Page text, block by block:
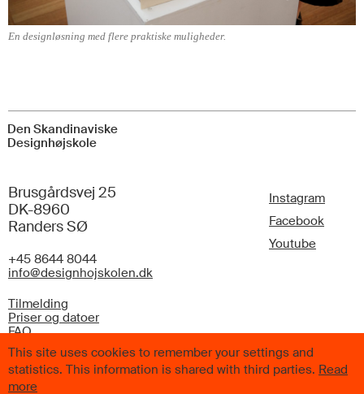
En designløsning med flere praktiske muligheder.
This site uses cookies to remember your settings and
statistics. This information is shared with third parties. Read
more
Den Skandinaviske
Designhøjskole
Brusgårdsvej 25
DK-8960
Randers SØ
+45 8644 8044
info@designhojskolen.dk
Tilmelding
Priser og datoer
FAQ
Instagram
Facebook
Youtube